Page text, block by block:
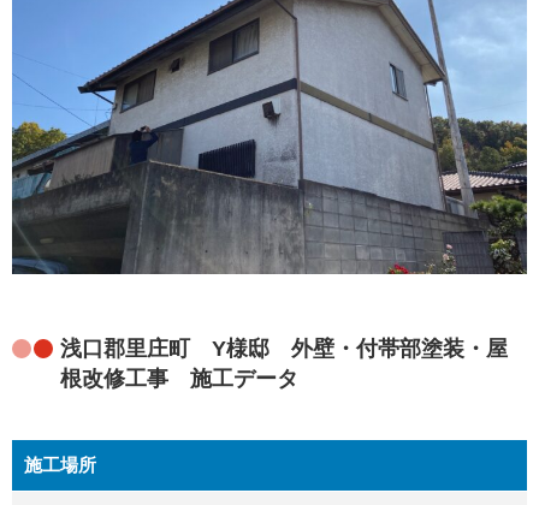
浅口郡里庄町 Y様邸 外壁・付帯部塗装・屋
根改修工事 施工データ
施工場所